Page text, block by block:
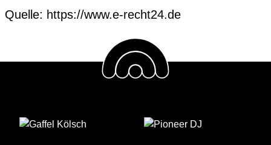
Quelle: https://www.e-recht24.de